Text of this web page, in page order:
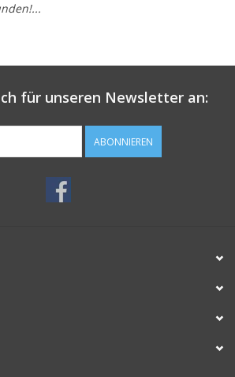
für unseren Newsletter an:
ABONNIEREN